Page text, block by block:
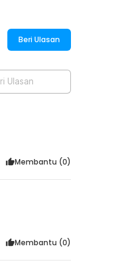
untuk
banyak
Beri Ulasan
Ulasan
Membantu (0)
Membantu (0)